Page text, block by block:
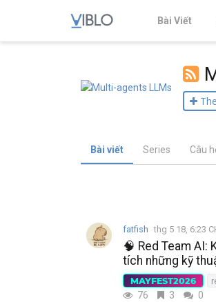
Bài Viết
Bài viết Series Câu
fatfish thg 5 18, 6:23
🧠 Red Team AI:
tích những kỹ
MAYFEST2026
76 3 0